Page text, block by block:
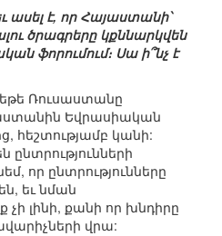
է, որ Հայաստանի՝
ծրագրերը կքննարկվեն
ֆորումում։ Սա ի՞նչ է
Ռուսաստանը
Եվրասիական
հեշտությամբ կանի:
ընտրությունների
որ ընտրությունները
եւ նման
չի լինի, քանի որ խնդիրը
վրա: